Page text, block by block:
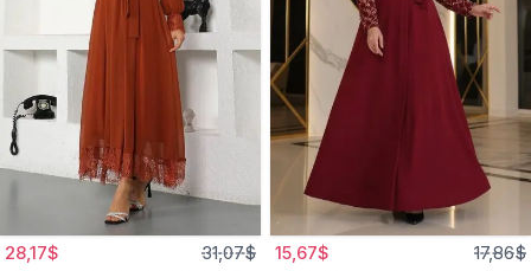
28,17$ 31,07$ 15,67$ 17,86$